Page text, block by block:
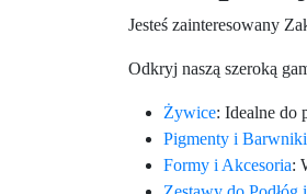
Jesteś zainteresowany
Odkryj naszą szeroką
Żywice: Idealne do
Pigmenty i Barwniki
Formy i Akcesoria: